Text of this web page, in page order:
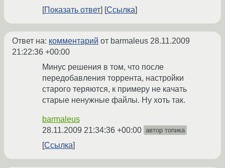
Показать ответ Ссылка
Ответ на: комментарий от barmaleus 28.11.2009
21:22:36 +00:00
Минус решения в том, что после
передобавления торрента, настройки
старого теряются, к примеру не качать
старые ненужные файлы. Ну хоть так.
barmaleus
28.11.2009 21:34:36 +00:00 автор топика
Ссылка